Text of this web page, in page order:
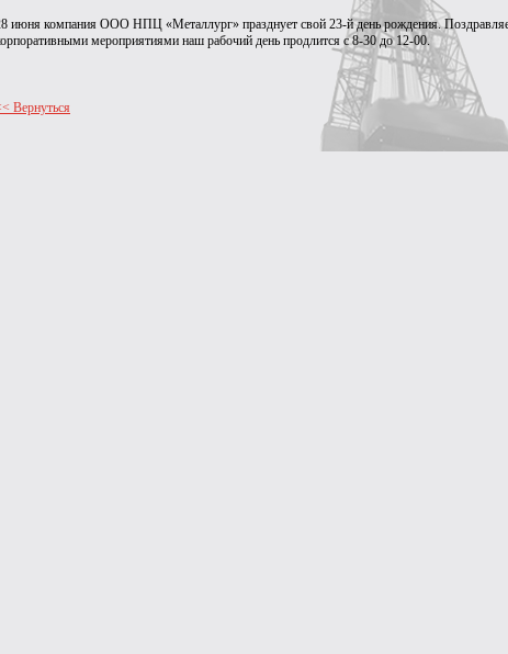
июня компания ООО НПЦ «Металлург» празднует свой 23-й день рождения.
мероприятиями наш рабочий день продлится с 8-30 до 12-00.
Вернуться